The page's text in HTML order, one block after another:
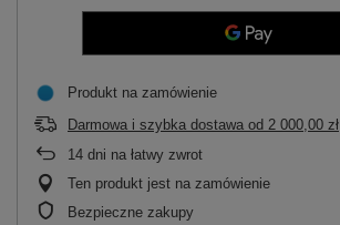
Produkt na zamówienie
Darmowa i szybka dostawa od 2 000,00 zł
14 dni na łatwy zwrot
Ten produkt jest na zamówienie
Bezpieczne zakupy